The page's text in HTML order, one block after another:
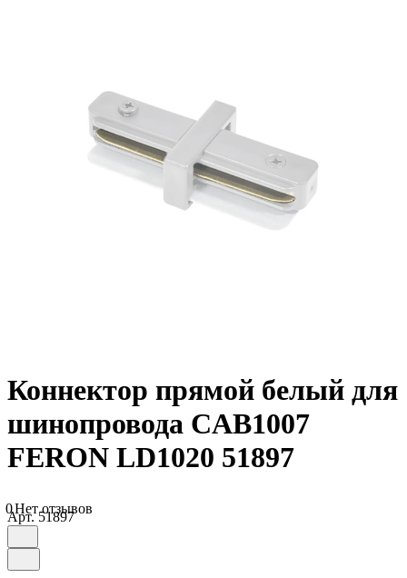
Коннектор прямой белый для
шинопровода CAB1007
FERON LD1020 51897
0Нет отзывов
Арт.51897